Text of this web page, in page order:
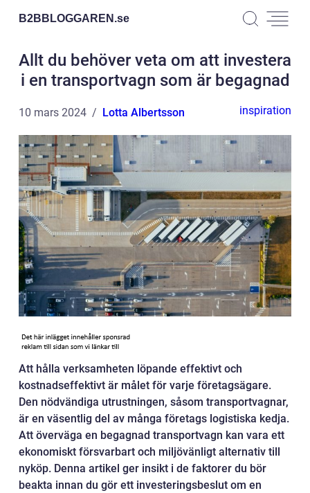
B2BBLOGGAREN.se
Allt du behöver veta om att investera
i en transportvagn som är begagnad
10 mars 2024 Lotta Albertsson inspiration
Att hålla verksamheten löpande effektivt och
kostnadseffektivt är målet för varje företagsägare.
Den nödvändiga utrustningen, såsom transportvagnar,
är en väsentlig del av många företags logistiska kedja.
Att överväga en begagnad transportvagn kan vara ett
ekonomiskt försvarbart och miljövänligt alternativ till
nyköp. Denna artikel ger insikt i de faktorer du bör
beakta innan du gör ett investeringsbeslut om en